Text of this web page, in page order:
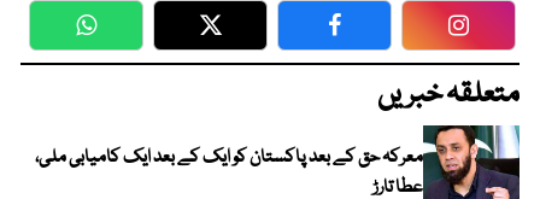
WhatsApp Twitter Facebook
متعلقہ خبریں
معرکہ حق کے بعد پاکستان کو ایک کے بعد ایک کامیابی ملی،
عطا تارڑ